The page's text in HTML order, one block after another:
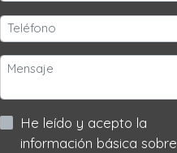
He leído y acepto la
información básica sobre